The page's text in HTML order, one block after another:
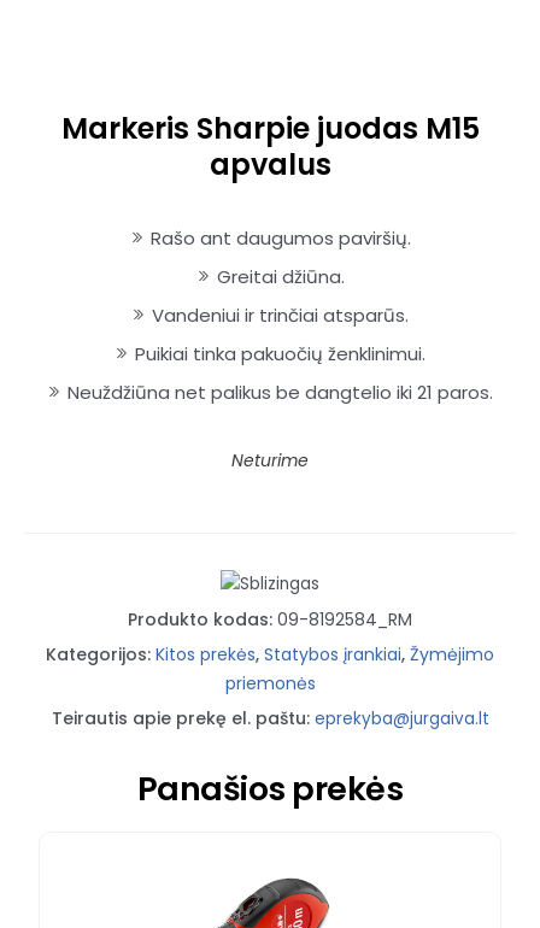
Markeris Sharpie juodas M15
apvalus
Rašo ant daugumos paviršių.
Greitai džiūna.
Vandeniui ir trinčiai atsparūs.
Puikiai tinka pakuočių ženklinimui.
Neuždžiūna net palikus be dangtelio iki 21 paros.
Neturime
Produkto kodas: 09-8192584_RM
Kategorijos: Kitos prekės, Statybos įrankiai, Žymėjimo
priemonės
Teirautis apie prekę el. paštu: eprekyba@jurgaiva.lt
Panašios prekės